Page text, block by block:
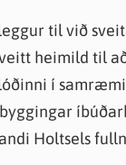
til við
heimild til
í
Holtsels